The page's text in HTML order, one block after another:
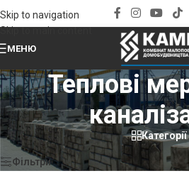
Skip to navigation
Skip to main content
МЕНЮ
Теплові
Категорії
Головна
Каталог продукції ЗБВ»
Фільтри